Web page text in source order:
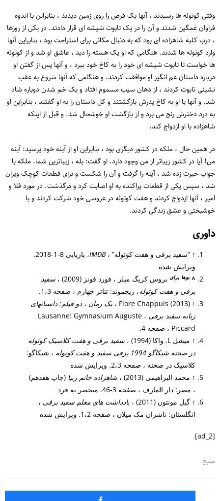
وقتی کوتوله ها رسیدند ، آنها یک قرص را روی زمین دیدند ، بنابراین با اندوه
فراوان غمگین شدند و آن را در یک تابوت شیشه ای قرار دادند. در یکی از روزها
، درب کلبه شاهزاده ای بود که به دنبال مکانی برای استراحت بود ، بنابراین آنها
وارد کوتوله ها شدند. هنگامی که او یک هسته را دید ، عاشق او شد و از کوتوله
ها خواست تا تابوت شیشه ای خود را به کاخ خود ببرد ، و آنها پس از گفتن او
درباره داستان غم انگیز او موافقت کردند. و هنگامی که آنها شروع به عقب
نشینی تابوت کردند ، از دهان سیب مسموم افتاد و یک خم شدن دوباره شاد
شد. و آنها با او به کاخ پدرش بازگشتند و کل داستان را به او گفتند ، بنابراین او
به درد دخترش رنج می برد و از بازگشت او خوشحال شد. و قبل از اینکه
شاهزاده با او ازدواج کند.
در همین حال ، ملکه در کشور دیگری بود ، بنابراین او از آینه خود پرسید: آینه
من! آیا در کشور زیباتر از من وجود دارد. او گفت: بله ، زیباترین شما. ملکه با
جواب حیرت زده شد ، آینه را گرفت و آن را شکست و برای قطعات کوچک ویران
شد ، سپس یکی از قطعات پراکنده به او اصابت کرد و درگذشت. در مورد فلا و
امیر ، آنها ازدواج کردند و هفت کوتوله در عروسی خود شرکت کردند و با
خوشبختی و عشق زندگی کردند.
داوری
↑ “سفید برفی و هفت کوتوله” ،IMDB
، بازیابی 8-1-2018.
ویرایش شده
^ بوها برای بروس کریگ میلر ، فورد فونز (2009) ،
سفید
برفی و هفت کوتوله، ریچموند: تئاتر چهارم ، صفحه 1،3.
↑ Flore Chappuis (2013) ،
یک رمان ، دو فیلم: داستانهای
زنانه سفید برفی
، Lausanne: Gymnasium Auguste
Piccard ، صفحه 4.
↑ میشل L. واکا (1994) ،
سفید برفی و هفت کلاسیک کوتوله
در صحنه شیکاگو 1994 برفی سفید و هفت کوتوله
، شیکاگو:
کلاسیک در صحنه ، صفحه 2،3. ویرایش شده
↑ محمد البراهیمی (2013) ، شاهزاده خانم زیبا (چاپ هفدهم)
، مصر: دار المارف ، صفحه 3-46. منحصر به فرد
↑ گیل مونتون (2011) ، یادداشت های معلم سفید برفی ،
انگلستان: ناشران مک میلان ، صفحه 1،2. ویرایش شده
[ad_2]
منبع